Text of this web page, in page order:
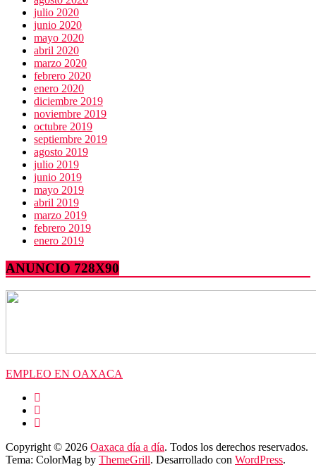
julio 2020
junio 2020
mayo 2020
abril 2020
marzo 2020
febrero 2020
enero 2020
diciembre 2019
noviembre 2019
octubre 2019
septiembre 2019
agosto 2019
julio 2019
junio 2019
mayo 2019
abril 2019
marzo 2019
febrero 2019
enero 2019
ANUNCIO 728X90
EMPLEO EN OAXACA
Copyright © 2026 Oaxaca día a día. Todos los derechos reservados.
Tema: ColorMag by ThemeGrill. Desarrollado con WordPress.